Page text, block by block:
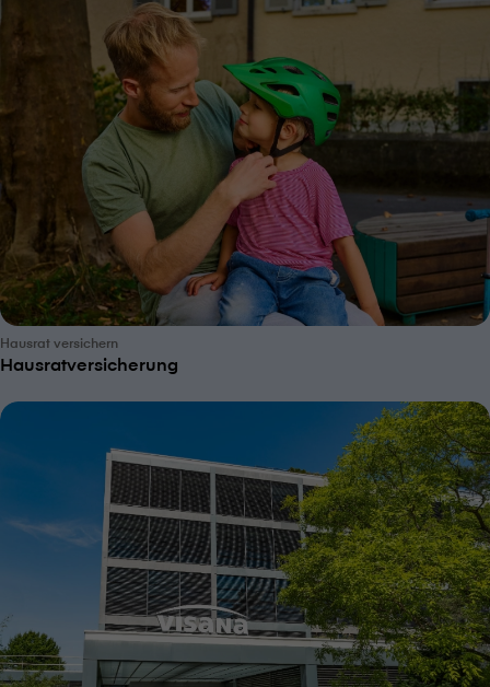
Hausrat versichern
Hausratversicherung